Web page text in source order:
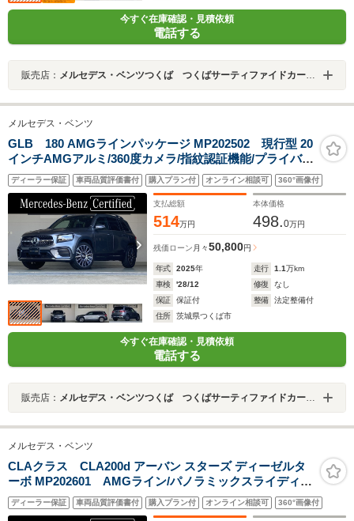
今すぐ在庫確認・見積依頼
電話する
販売店： メルセデス・ベンツつくば つくばサーティファイドカーセンター
メルセデス・ベンツ
GLB 180 AMGラインパッケージ MP202502 現行型 20
インチAMGアルミ/360度カメラ/指紋認証機能/プライバシ
ーガラス
ディーラー保証 車両品質評価書付 購入プラン付 オンライン相談可 360°画像付
支払総額
514万円
本体価格
498.0万円
残価ローン 月々50,800円
年式 2025年 走行 1.1万km
車検
'28/12 修復
なし
保証
保証付 整備
法定整備付
住所
茨城県つくば市
今すぐ在庫確認・見積依頼
電話する
販売店： メルセデス・ベンツつくば つくばサーティファイドカーセンター
メルセデス・ベンツ
CLAクラス CLA200d アーバン スターズ ディーゼルタ
ーボ MP202601 AMGライン/パノラミックスライディン
グルーフ/19インチAMG/本革シート/360°カメラ
ディーラー保証 車両品質評価書付 購入プラン付 オンライン相談可 360°画像付